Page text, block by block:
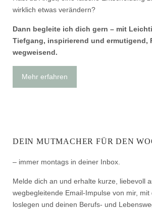
wirklich etwas verändern?
Dann begleite ich dich gern – mit
Tiefgang, inspirierend und ermutigend,
wegweisend.
Mehr erfahren
DEIN MUTMACHER FÜR DEN
– immer montags in deiner Inbox.
Melde dich an und erhalte kurze, liebevoll
wegbegleitende Email-Impulse von mir,
loslegen und deinen Berufs- und